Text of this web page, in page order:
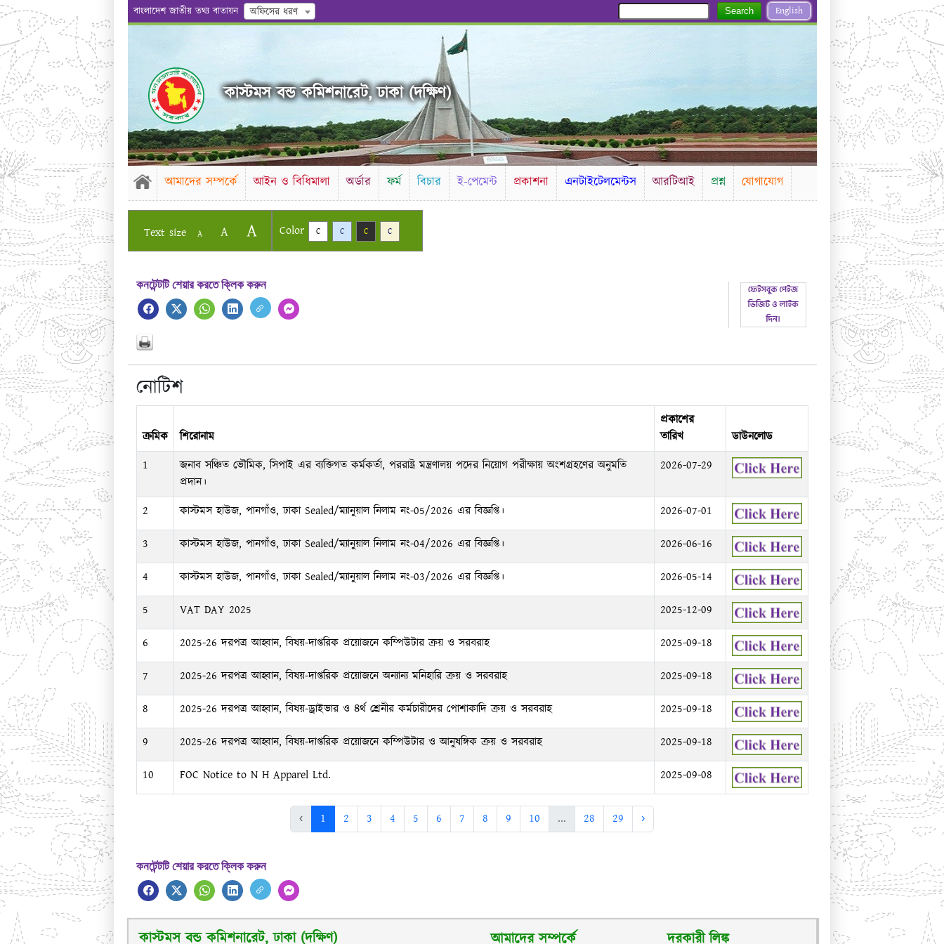
বাংলাদেশ জাতীয় তথ্য বাতায়ন অফিসের ধরণ English
Search
কাস্টমস বন্ড কমিশনারেট, ঢাকা (দক্ষিণ)
আমাদের সম্পর্কে আইন ও বিধিমালা অর্ডার ফর্ম বিচার ই-পেমেন্ট প্রকাশনা এনটাইটেলমেন্টস আরটিআই প্রশ্ন যোগাযোগ
Text size A A A Color C C C C
কনটেন্টটি শেয়ার করতে ক্লিক করুন
নোটিশ
ক্রমিক শিরোনাম
প্রকাশের
তারিখ
ডাউনলোড
1
জনাব সঞ্চিত ভৌমিক, সিপাই এর ব্যক্তিগত কর্মকর্তা, পররাষ্ট্র মন্ত্রণালয় পদের নিয়োগ পরীক্ষায় অংশগ্রহণের অনুমতি
প্রদান।
2026-07-29
2 কাস্টমস হাউজ, পানগাঁও, ঢাকা Sealed/ম্যানুয়াল নিলাম নং-05/2026 এর বিজ্ঞপ্তি। 2026-07-01
3 কাস্টমস হাউজ, পানগাঁও, ঢাকা Sealed/ম্যানুয়াল নিলাম নং-04/2026 এর বিজ্ঞপ্তি। 2026-06-16
4 কাস্টমস হাউজ, পানগাঁও, ঢাকা Sealed/ম্যানুয়াল নিলাম নং-03/2026 এর বিজ্ঞপ্তি। 2026-05-14
5 VAT DAY 2025 2025-12-09
6 2025-26 দরপত্র আহ্বান, বিষয়-দাপ্তরিক প্রয়োজনে কম্পিউটার ক্রয় ও সরবরাহ 2025-09-18
7 2025-26 দরপত্র আহ্বান, বিষয়-দাপ্তরিক প্রয়োজনে অন্যান্য মনিহারি ক্রয় ও সরবরাহ 2025-09-18
8 2025-26 দরপত্র আহ্বান, বিষয়-ড্রাইভার ও ৪র্থ শ্রেনীর কর্মচারীদের পোশাকাদি ক্রয় ও সরবরাহ 2025-09-18
9 2025-26 দরপত্র আহ্বান, বিষয়-দাপ্তরিক প্রয়োজনে কম্পিউটার ও আনুষঙ্গিক ক্রয় ও সরবরাহ 2025-09-18
10 FOC Notice to N H Apparel Ltd. 2025-09-08
‹ 1 2 3 4 5 6 7 8 9 10 ... 28 29 ›
কনটেন্টটি শেয়ার করতে ক্লিক করুন
কাস্টমস বন্ড কমিশনারেট, ঢাকা (দক্ষিণ) আমাদের সম্পর্কে দরকারী লিঙ্ক